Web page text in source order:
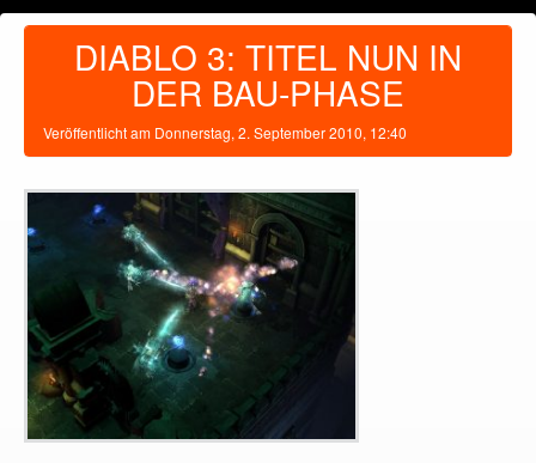
DIABLO 3: TITEL NUN IN
DER BAU-PHASE
Veröffentlicht am Donnerstag, 2. September 2010, 12:40